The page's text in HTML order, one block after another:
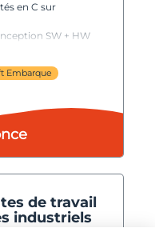
en C sur
SW + HW
Embarque
de travail
industriels